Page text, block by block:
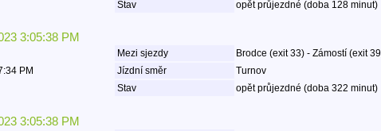
Stav opět průjezdné (doba 128 minut)
3:05:38 PM
Mezi sjezdy
Brodce (exit 33) - Zámostí (exit
PM Jízdní směr
Turnov
Stav opět průjezdné (doba 322 minut)
3:05:38 PM